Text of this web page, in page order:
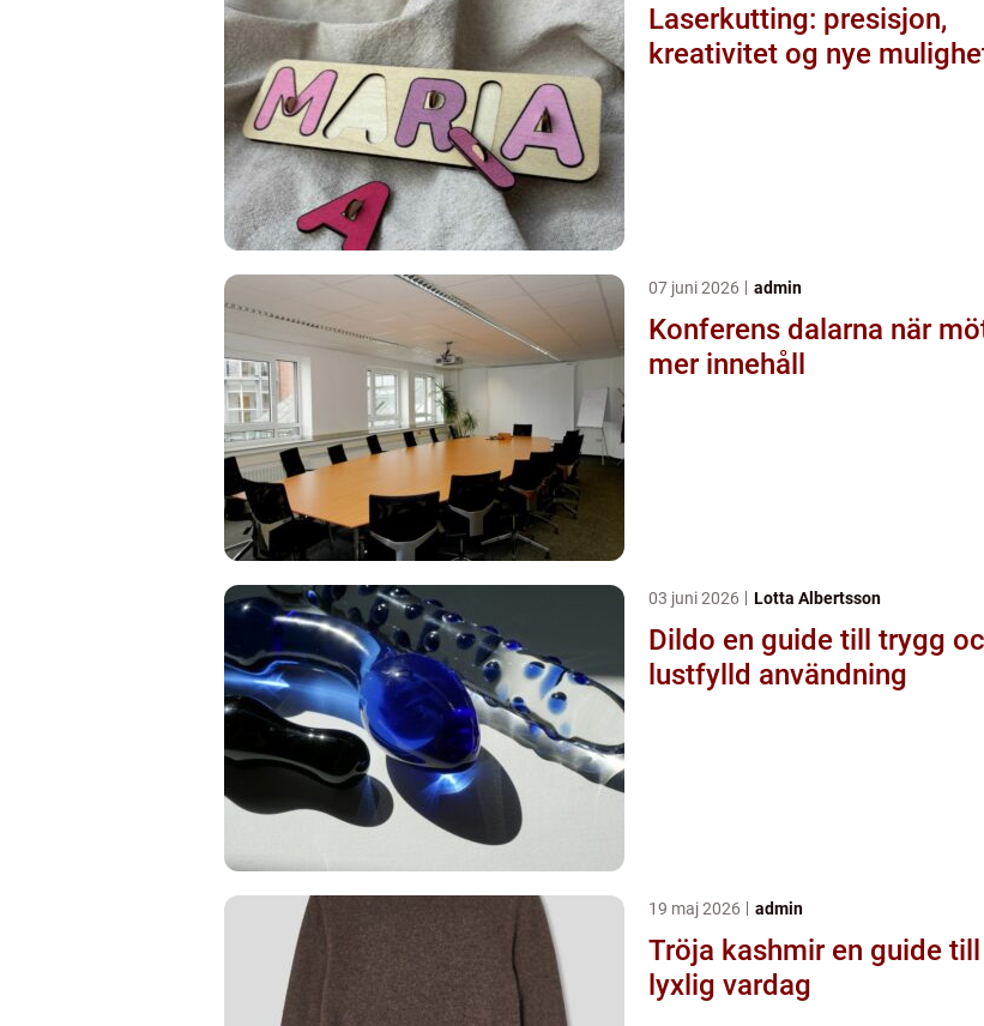
Laserkutting: presisjon,
kreativitet og nye
07 juni 2026 admin
Konferens dalarna när möten får
mer innehåll
03 juni 2026 Lotta Albertsson
Dildo en guide till trygg och
lustfylld användning
19 maj 2026 admin
Tröja kashmir en guide till mjuk
lyxlig vardag